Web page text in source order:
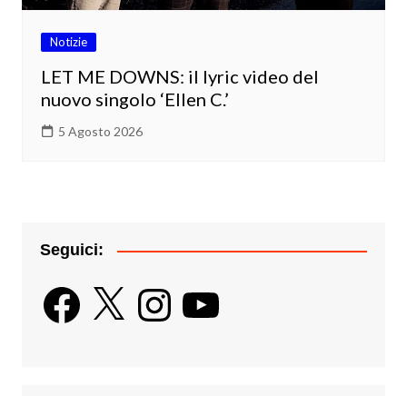
Notizie
LET ME DOWNS: il lyric video del
nuovo singolo ‘Ellen C.’
5 Agosto 2026
Seguici:
Facebook
X InstagramYouTube